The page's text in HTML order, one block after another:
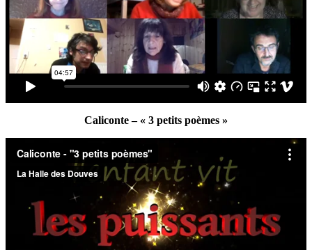
Caliconte – « 3 petits poèmes »